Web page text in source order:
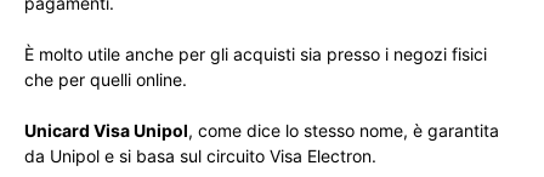
È molto utile anche per gli acquisti sia presso i negozi fisici
che per quelli online.
Unicard Visa Unipol, come dice lo stesso nome, è garantita
da Unipol e si basa sul circuito Visa Electron.